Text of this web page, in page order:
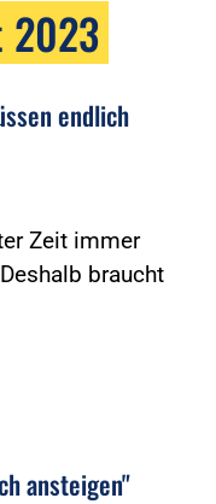
2023
endlich
Zeit immer
braucht
ansteigen"